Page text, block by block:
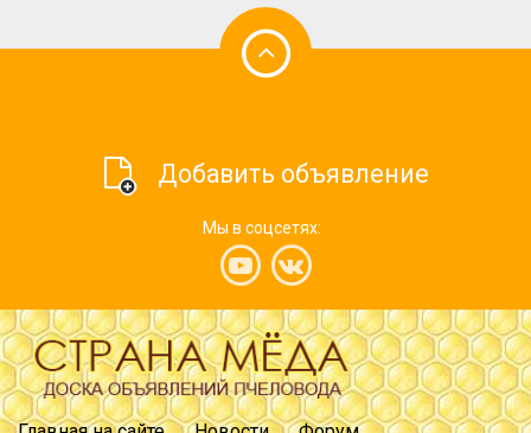
Добавить объявление
Мы в соцсетях: